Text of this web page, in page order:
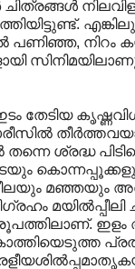
ചിത്രങ്ങള്‍
നിറം
തേടിയ
ശ്രദ്ധ
മഞ്ഞയും
മയില്‍പ്പീലി
ഇളം